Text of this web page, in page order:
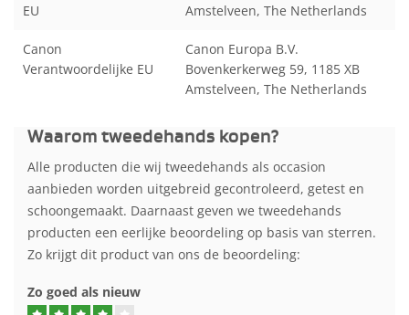
EU
Amstelveen, The Netherlands
Canon
Verantwoordelijke EU
Canon Europa B.V.
Bovenkerkerweg 59, 1185 XB
Amstelveen, The Netherlands
Waarom tweedehands kopen?
Alle producten die wij tweedehands als occasion
aanbieden worden uitgebreid gecontroleerd, getest en
schoongemaakt. Daarnaast geven we tweedehands
producten een eerlijke beoordeling op basis van sterren.
Zo krijgt dit product van ons de beoordeling:
Zo goed als nieuw